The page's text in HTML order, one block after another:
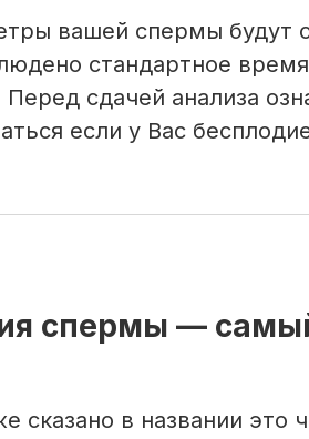
вашей спермы будут
стандартное
сдачей анализа
если у Вас
спермы —
сказано в названии это